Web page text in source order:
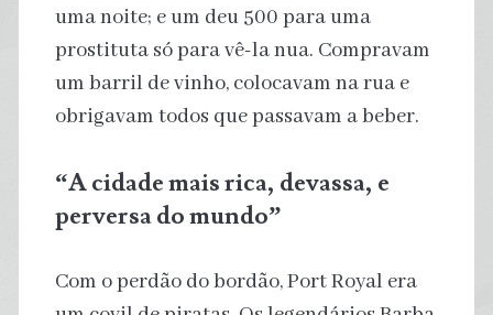
uma noite; e um deu 500 para uma
prostituta só para vê-la nua. Compravam
um barril de vinho, colocavam na rua e
obrigavam todos que passavam a beber.
“A cidade mais rica, devassa, e
perversa do mundo”
Com o perdão do bordão, Port Royal era